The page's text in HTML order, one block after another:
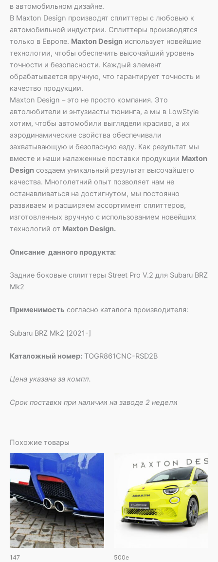
в автомобильном дизайне.
В Maxton Design производят сплиттеры с любовью к
автомобильной индустрии. Сплиттеры производятся
только в Европе. Maxton Design использует новейшие
технологии, чтобы обеспечить высочайший уровень
точности и безопасности. Каждый элемент
обрабатывается вручную, что гарантирует точность и
качество продукции.
Maxton Design – это не просто компания. Это
автолюбители и энтузиасты тюнинга, а мы в LowStyle
хотим, чтобы автомобили выглядели красиво, а их
аэродинамические свойства обеспечивали
захватывающую и безопасную езду. Как результат мы
вместе и наши налаженные поставки продукции Maxton
Design создаем уникальный результат высочайшего
качества. Многолетний опыт позволяет нам не
останавливаться на достигнутом, мы постоянно
развиваем и расширяем ассортимент сплиттеров,
изготовленных вручную с использованием новейших
технологий от Maxton Design.
Описание данного продукта:
Задние боковые сплиттеры Street Pro V.2 для Subaru BRZ
Mk2
Применимость согласно каталога производителя:
Subaru BRZ Mk2 [2021-]
Каталожный номер: TOGR861CNC-RSD2B
Цена указана за компл.
Срок поставки при наличии на заводе 2 недели
Похожие товары
147 500e